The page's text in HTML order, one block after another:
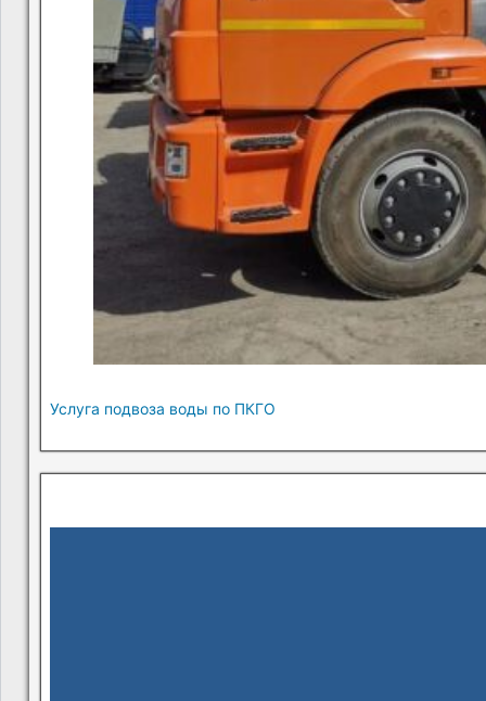
Услуга подвоза воды по ПКГО